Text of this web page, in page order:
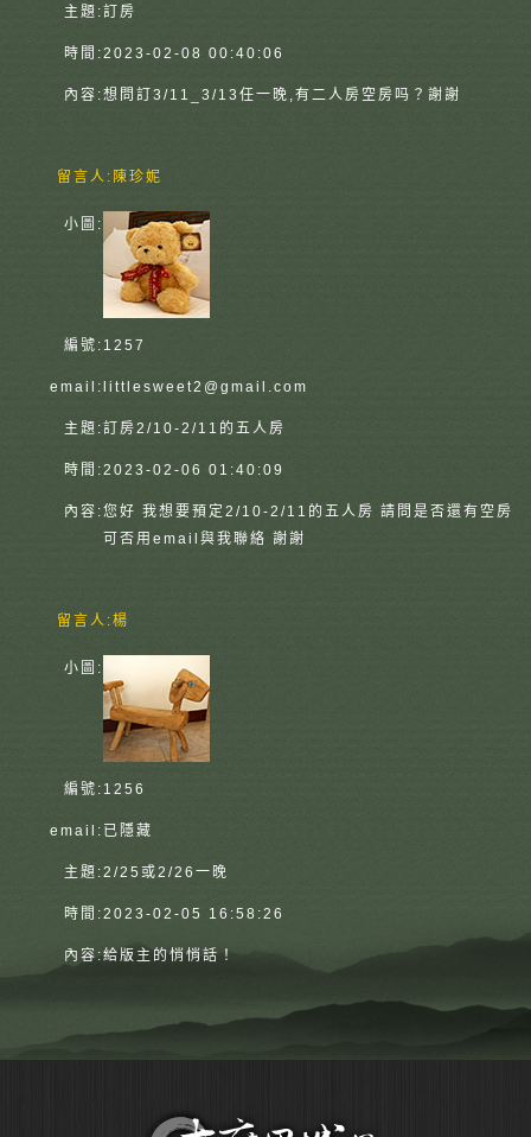
主題:訂房
時間:2023-02-08 00:40:06
內容:想問訂3/11_3/13任一晚,有二人房空房吗？謝謝
留言人: 陳珍妮
小圖:
編號: 1257
email: littlesweet2@gmail.com
主題:訂房2/10-2/11的五人房
時間:2023-02-06 01:40:09
內容:您好 我想要預定2/10-2/11的五人房 請問是否還有空房
可否用email與我聯絡 謝謝
留言人:楊
小圖:
編號: 1256
email: 已隱藏
主題:2/25或2/26一晚
時間:2023-02-05 16:58:26
內容:給版主的悄悄話！